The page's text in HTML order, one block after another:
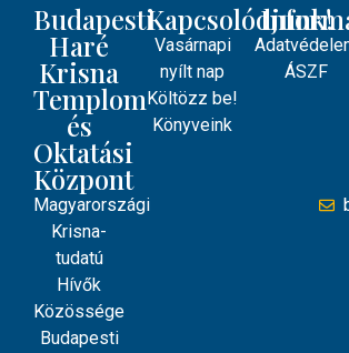
Budapesti
Haré
Krisna
Templom
és
Oktatási
Központ
Magyarországi
Krisna-
tudatú
Hívők
Közössége
Budapesti
Kapcsolódjunk!
Vasárnapi
nyílt nap
Költözz be!
Könyveink
ÁSZF